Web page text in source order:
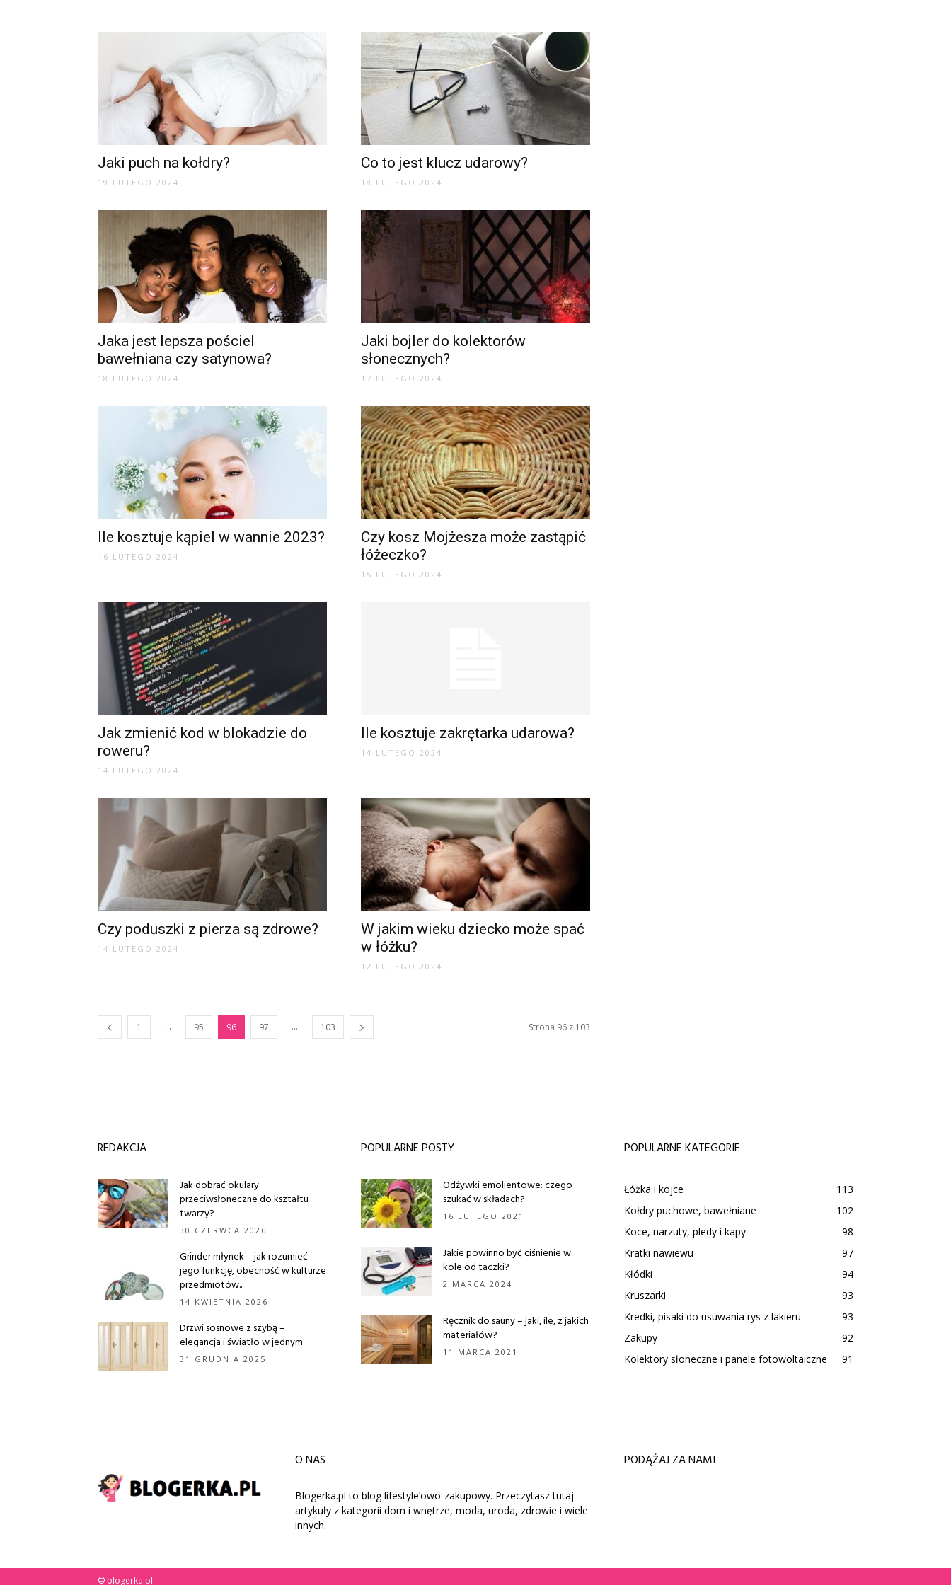
Jaki puch na kołdry?
19 LUTEGO 2024
Co to jest klucz udarowy?
18 LUTEGO 2024
Jaka jest lepsza pościel
bawełniana czy satynowa?
18 LUTEGO 2024
Jaki bojler do kolektorów
słonecznych?
17 LUTEGO 2024
Ile kosztuje kąpiel w wannie 2023?
16 LUTEGO 2024
Czy kosz Mojżesza może zastąpić
łóżeczko?
15 LUTEGO 2024
Jak zmienić kod w blokadzie do
roweru?
14 LUTEGO 2024
Ile kosztuje zakrętarka udarowa?
14 LUTEGO 2024
Czy poduszki z pierza są zdrowe?
14 LUTEGO 2024
W jakim wieku dziecko może spać
w łóżku?
12 LUTEGO 2024
1 ... 95 96 97 ... 103 Strona 96 z 103
REDAKCJA
Jak dobrać okulary
przeciwsłoneczne do kształtu
twarzy?
30 CZERWCA 2026
Grinder młynek – jak rozumieć
jego funkcję, obecność w kulturze
przedmiotów...
14 KWIETNIA 2026
Drzwi sosnowe z szybą –
elegancja i światło w jednym
31 GRUDNIA 2025
POPULARNE POSTY
Odżywki emolientowe: czego
szukać w składach?
16 LUTEGO 2021
Jakie powinno być ciśnienie w
kole od taczki?
2 MARCA 2024
Ręcznik do sauny – jaki, ile, z jakich
materiałów?
11 MARCA 2021
POPULARNE KATEGORIE
Łóżka i kojce
113
Kołdry puchowe, bawełniane
102
Koce, narzuty, pledy i kapy
98
Kratki nawiewu
97
Kłódki
94
Kruszarki
93
Kredki, pisaki do usuwania rys z lakieru
93
Zakupy
92
Kolektory słoneczne i panele fotowoltaiczne
91
O NAS
Blogerka.pl to blog lifestyle’owo-zakupowy. Przeczytasz tutaj
artykuły z kategorii dom i wnętrze, moda, uroda, zdrowie i wiele
innych.
PODĄŻAJ ZA NAMI
© blogerka.pl